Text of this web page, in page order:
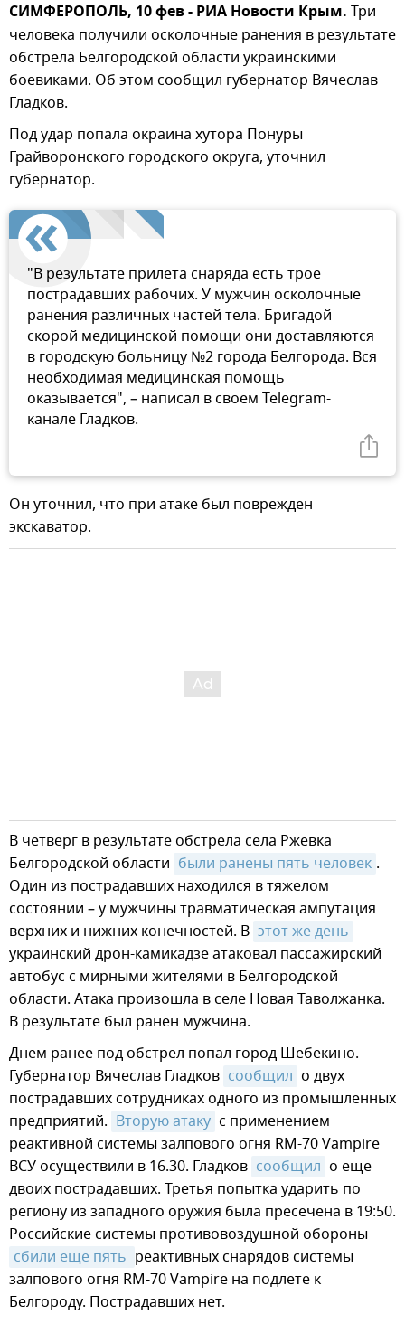
СИМФЕРОПОЛЬ, 10 фев - РИА Новости Крым. Три
человека получили осколочные ранения в результате
обстрела Белгородской области украинскими
боевиками. Об этом сообщил губернатор Вячеслав
Гладков.
Под удар попала окраина хутора Понуры
Грайворонского городского округа, уточнил
губернатор.
"В результате прилета снаряда есть трое
пострадавших рабочих. У мужчин осколочные
ранения различных частей тела. Бригадой
скорой медицинской помощи они доставляются
в городскую больницу №2 города Белгорода. Вся
необходимая медицинская помощь
оказывается", – написал в своем Telegram-
канале Гладков.
Он уточнил, что при атаке был поврежден
экскаватор.
В четверг в результате обстрела села Ржевка
Белгородской области были ранены пять человек .
Один из пострадавших находился в тяжелом
состоянии – у мужчины травматическая ампутация
верхних и нижних конечностей. В этот же день
украинский дрон-камикадзе атаковал пассажирский
автобус с мирными жителями в Белгородской
области. Атака произошла в селе Новая Таволжанка.
В результате был ранен мужчина.
Днем ранее под обстрел попал город Шебекино.
Губернатор Вячеслав Гладков сообщил о двух
пострадавших сотрудниках одного из промышленных
предприятий. Вторую атаку с применением
реактивной системы залпового огня RM-70 Vampire
ВСУ осуществили в 16.30. Гладков сообщил о еще
двоих пострадавших. Третья попытка ударить по
региону из западного оружия была пресечена в 19:50.
Российские системы противовоздушной обороны
сбили еще пять реактивных снарядов системы
залпового огня RM-70 Vampire на подлете к
Белгороду. Пострадавших нет.